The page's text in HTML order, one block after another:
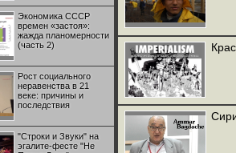
Экономика СССР
времен «застоя»:
жажда планомерности
(часть 2)
Рост социального
неравенства в 21
веке: причины и
последствия
"Строки и Звуки" на
эгалите-фесте "Не